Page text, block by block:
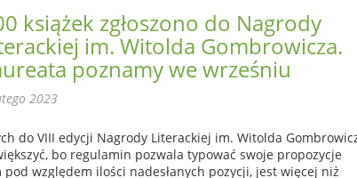
książek zgłoszono do Nagrody
im. Witolda Gombrowicza.
poznamy we wrześniu
2023
do VIII edycji Nagrody Literackiej im. Witolda
bo regulamin pozwala typować swoje propozycje
względem ilości nadesłanych pozycji, jest więcej niż